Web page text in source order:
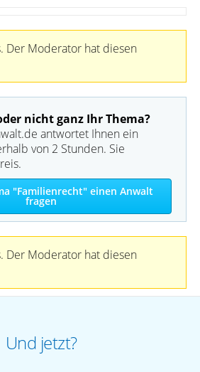
Der Moderator hat diesen
nicht ganz Ihr Thema?
antwortet Ihnen ein
von 2 Stunden. Sie
"Familienrecht" einen Anwalt
fragen
Der Moderator hat diesen
Und jetzt?